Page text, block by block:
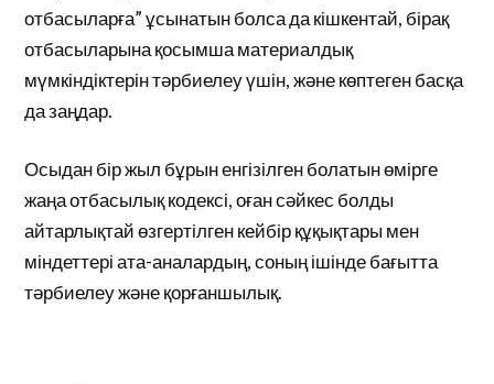
отбасыларға” ұсынатын болса да кішкентай, бірақ
отбасыларына қосымша материалдық
мүмкіндіктерін тәрбиелеу үшін, және көптеген басқа
да заңдар.
Осыдан бір жыл бұрын енгізілген болатын өмірге
жаңа отбасылық кодексі, оған сәйкес болды
айтарлықтай өзгертілген кейбір құқықтары мен
міндеттері ата-аналардың, соның ішінде бағытта
тәрбиелеу және қорғаншылық.